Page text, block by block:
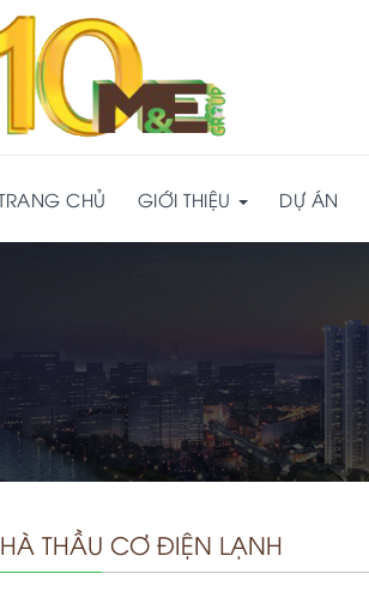
CHỦ GIỚI THIỆU DỰ ÁN
THẦU CƠ ĐIỆN LẠNH